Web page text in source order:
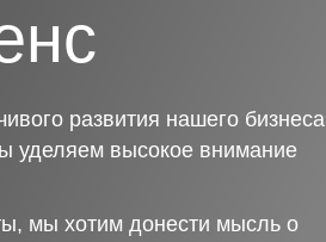
развития нашего бизнеса
уделяем высокое внимание
мы хотим донести мысль о